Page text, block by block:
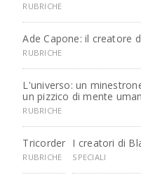
RUBRICHE
Ade Capone: il creatore
RUBRICHE
L'universo: un
un pizzico di mente
RUBRICHE
Tricorder
RUBRICHE
I creatori di
SPECIALI